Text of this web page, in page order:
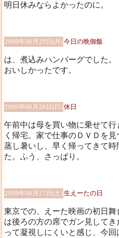
明日休みならよかったのに。
2009年06月29日(月)今日の晩御飯
は、煮込みハンバーグでした。
おいしかったです。
2009年06月28日(日)休日
午前中は母を買い物に乗せて
く帰宅。家で仕事のＤＶＤを見
蒸し暑いし、早く帰ってきて
た。ふう、さっぱり。
2009年06月27日(土)生えーたの日
東京での、えーた映画の初日
は後ろの方の席でガン見して
って凝視しにくいと感じ、今